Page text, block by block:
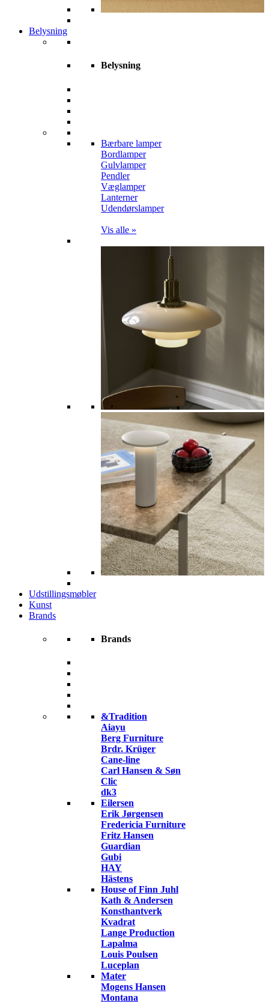
Belysning
Belysning
Bærbare lamper
Bordlamper
Gulvlamper
Pendler
Væglamper
Lanterner
Udendørslamper
Vis alle »
Udstillingsmøbler
Kunst
Brands
Brands
&Tradition
Aiayu
Berg Furniture
Brdr. Krüger
Cane-line
Carl Hansen & Søn
Clic
dk3
Eilersen
Erik Jørgensen
Fredericia Furniture
Fritz Hansen
Guardian
Gubi
HAY
Hästens
House of Finn Juhl
Kath & Andersen
Konsthantverk
Kvadrat
Lange Production
Lapalma
Louis Poulsen
Luceplan
Mater
Mogens Hansen
Montana